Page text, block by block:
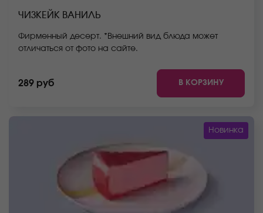
ЧИЗКЕЙК ВАНИЛЬ
Фирменный десерт. *Внешний вид блюда может
отличаться от фото на сайте.
289 руб В КОРЗИНУ
Новинка